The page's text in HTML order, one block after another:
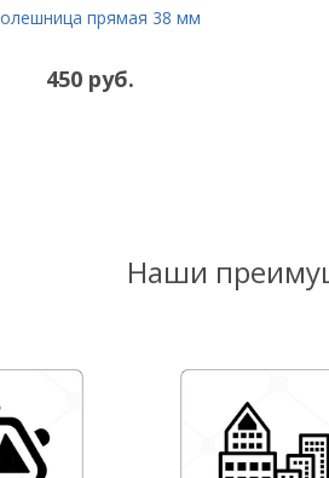
прямая 38 мм
450 руб.
Наши